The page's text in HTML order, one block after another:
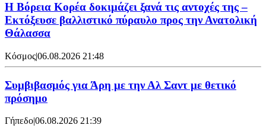
Η Βόρεια Κορέα δοκιμάζει ξανά τις αντοχές της –
Εκτόξευσε βαλλιστικό πύραυλο προς την Ανατολική
Θάλασσα
Κόσμος|06.08.2026 21:48
Συμβιβασμός για Άρη με την Αλ Σαντ με θετικό
πρόσημο
Γήπεδο|06.08.2026 21:39